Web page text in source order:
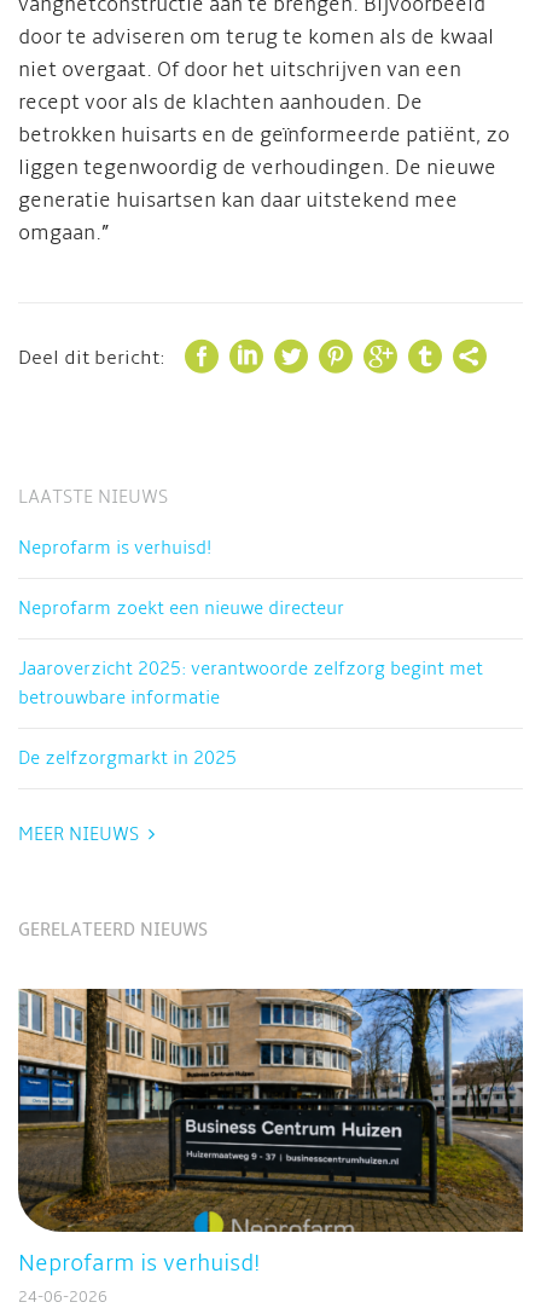
vangnetconstructie aan te brengen. Bijvoorbeeld
door te adviseren om terug te komen als de kwaal
niet overgaat. Of door het uitschrijven van een
recept voor als de klachten aanhouden. De
betrokken huisarts en de geïnformeerde patiënt, zo
liggen tegenwoordig de verhoudingen. De nieuwe
generatie huisartsen kan daar uitstekend mee
omgaan.”
Deel dit bericht:       
LAATSTE NIEUWS
Neprofarm is verhuisd!
Neprofarm zoekt een nieuwe directeur
Jaaroverzicht 2025: verantwoorde zelfzorg begint met
betrouwbare informatie
De zelfzorgmarkt in 2025
MEER NIEUWS
GERELATEERD NIEUWS
Neprofarm is verhuisd!
24-06-2026